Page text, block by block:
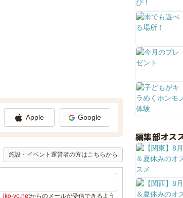
Apple Google
施設・イベント運営者の方はこちらから
iko-yo.netからのメールが受信できるよう
編集部オス